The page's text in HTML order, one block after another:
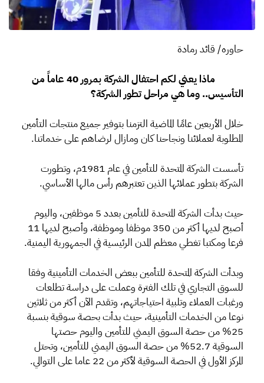
حاوره/ قائد رمادة
ماذا يعني لكم احتفال الشركة بمرور 40 عاماً من
التأسيس.. وما هي مراحل تطور الشركة؟
خلال الأربعين عامًا الماضية التزمنا بتوفير جميع منتجات التأمين
المطلوبة لعملائنا ونجاحنا كان ومازال لرضاهم على خدماتنا.
تأسست الشركة المتحدة للتأمين في عام 1981م، وتطورت
الشركة بتطور عملائها الذين تعتبرهم رأس مالها الأساسي.
حيث بدأت الشركة المتحدة للتأمين بعدد 5 موظفين، واليوم
أصبح لديها أكثر من 350 موظفا وموظفة، وأصبح لديها 11
فرعا ومكتبا تغطي معظم المدن الرئيسية في الجمهورية اليمنية.
وبدأت الشركة المتحدة للتأمين ببعض الخدمات التأمينية وفقا
للسوق التجاري في تلك الفترة وعملت على دراسة تطلعات
ورغبات العملاء وتلبية احتياجاتهم، وتقدم الآن أكثر من ثلاثين
نوعا من الخدمات التأمينية، حيث بدأت بحصة سوقية بنسبة
25% من حصة السوق اليمني للتأمين واليوم حصتها
السوقية 52.7% من حصة السوق اليمني للتأمين، وتحتل
المركز الأول في الحصة السوقية لأكثر من 22 عاما على التوالي.